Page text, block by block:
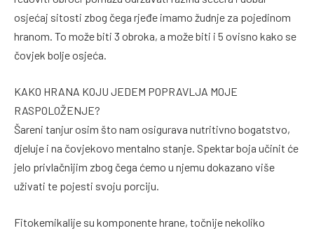
osjećaj sitosti zbog čega rjeđe imamo žudnje za pojedinom
hranom. To može biti 3 obroka, a može biti i 5 ovisno kako se
čovjek bolje osjeća.
KAKO HRANA KOJU JEDEM POPRAVLJA MOJE
RASPOLOŽENJE?
Šareni tanjur osim što nam osigurava nutritivno bogatstvo,
djeluje i na čovjekovo mentalno stanje. Spektar boja učinit će
jelo privlačnijim zbog čega ćemo u njemu dokazano više
uživati te pojesti svoju porciju.
Fitokemikalije su komponente hrane, točnije nekoliko